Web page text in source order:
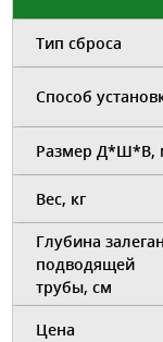
Тип сброса
Способ
Размер Д*Ш*В,
Вес, кг
Глубина
подводящей
трубы, см
Цена